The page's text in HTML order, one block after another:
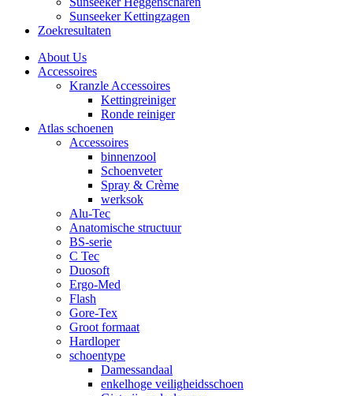
Sunseeker Kettingzagen
Zoekresultaten
About Us
Accessoires
Kranzle Accessoires
Kettingreiniger
Ronde reiniger
Atlas schoenen
Accessoires
binnenzool
Schoenveter
Spray & Crème
werksok
Alu-Tec
Anatomische structuur
BS-serie
C Tec
Duosoft
Ergo-Med
Flash
Gore-Tex
Groot formaat
Hardloper
schoentype
Damessandaal
enkelhoge veiligheidsschoen